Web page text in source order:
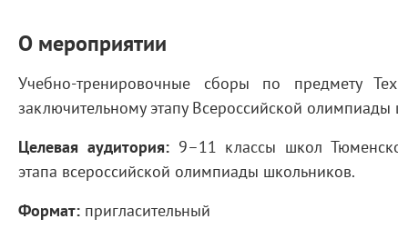
О мероприятии
Учебно-тренировочные сборы по предмету
заключительному этапу Всероссийской олимпиады
Целевая аудитория: 9–11 классы школ
этапа всероссийской олимпиады школьников.
Формат: пригласительный